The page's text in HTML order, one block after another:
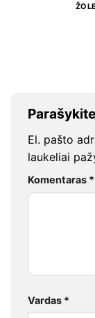
El. pašto
laukeliai
Komentaras *
Vardas *